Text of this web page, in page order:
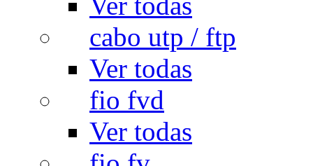
cabo utp / ftp
Ver todas
fio fvd
Ver todas